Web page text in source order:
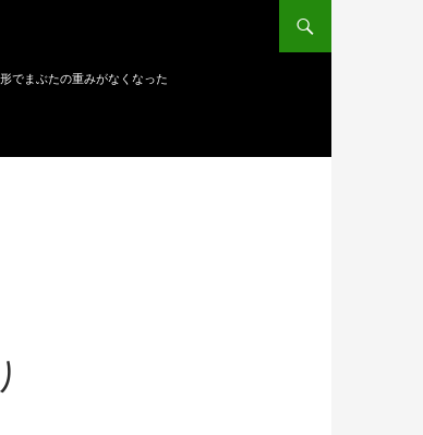
でまぶたの重みがなくなった